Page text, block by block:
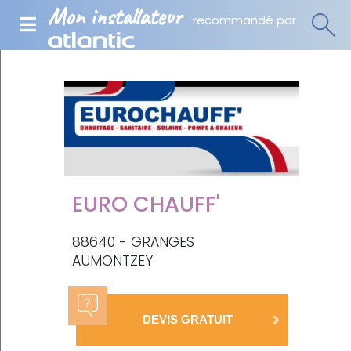
Mon installateur recommandé par
EURO CHAUFF'
88640 - GRANGES
AUMONTZEY
DEVIS GRATUIT